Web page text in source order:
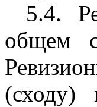
5.4.
общем
(сходу)